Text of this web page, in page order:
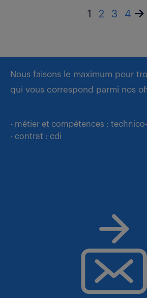
1 2 3 4
Nous faisons le maximum pour
qui vous correspond parmi nos
- métier et compétences :
- contrat : cdi